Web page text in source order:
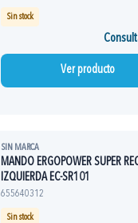
Sin stock
Ver producto
SIN MARCA
MANDO ERGOPOWER SUPER
IZQUIERDA EC-SR101
655640312
Sin stock